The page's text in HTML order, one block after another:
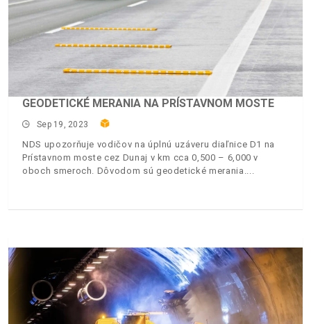
GEODETICKÉ MERANIA NA PRÍSTAVNOM MOSTE
Sep 19, 2023
NDS upozorňuje vodičov na úplnú uzáveru diaľnice D1 na
Prístavnom moste cez Dunaj v km cca 0,500 – 6,000 v
oboch smeroch. Dôvodom sú geodetické merania.